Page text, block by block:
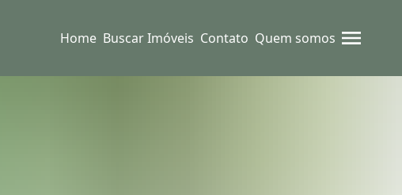
Home Buscar Imóveis Contato Quem somos